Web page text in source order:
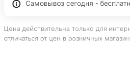
Самовывоз сегодня -
Цена действительна только для
отличаться от цен в розничных